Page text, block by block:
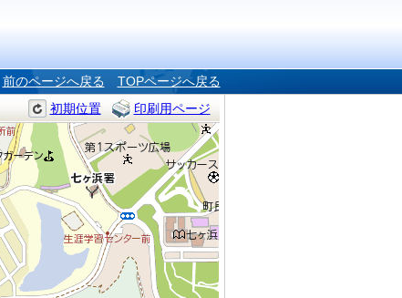
前のページへ戻る TOPページへ戻る
初期位置 印刷用ページ